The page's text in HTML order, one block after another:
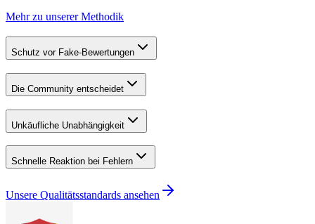
Mehr zu unserer Methodik
Schutz vor Fake-Bewertungen
Die Community entscheidet
Unkäufliche Unabhängigkeit
Schnelle Reaktion bei Fehlern
Unsere Qualitätsstandards ansehen